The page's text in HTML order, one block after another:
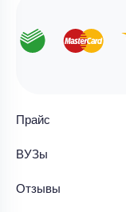
Прайс
ВУЗы
Отзывы